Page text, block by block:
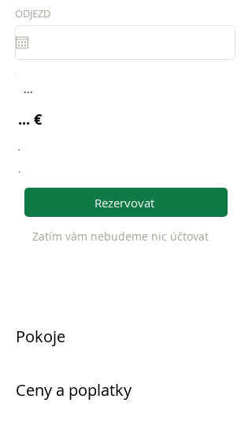
ODJEZD
...
... €
.
.
Rezervovat
Zatím vám nebudeme nic účtovat
Pokoje
Ceny a poplatky